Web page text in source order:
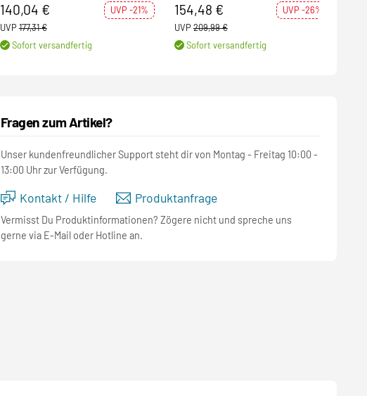
140,04 €
UVP -21%
UVP 177,31 €
Sofort versandfertig
Vollglas IP44 3000K 860lm 16,5W 230V
154,48 €
UVP -26%
UVP 209,99 €
Sofort versandfertig
Fragen zum Artikel?
Unser kundenfreundlicher Support steht dir von Montag - Freitag 10:00 -
13:00 Uhr zur Verfügung.
Kontakt / Hilfe Produktanfrage
Vermisst Du Produktinformationen? Zögere nicht und spreche uns
gerne via E-Mail oder Hotline an.